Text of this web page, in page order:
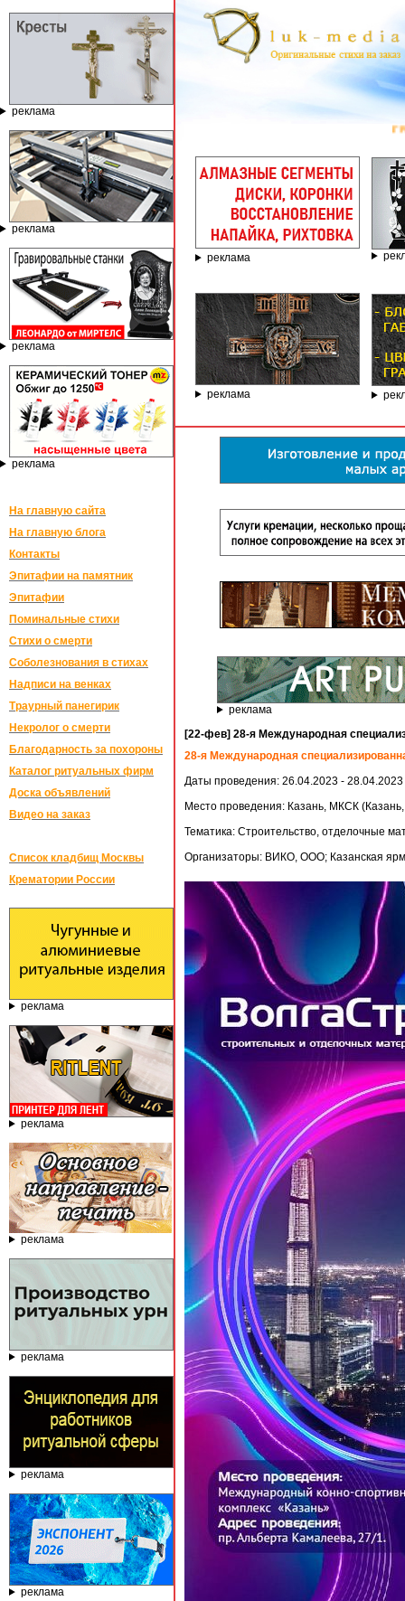
реклама
реклама
реклама
реклама
На главную сайта
На главную блога
Контакты
Эпитафии на памятник
Эпитафии
Поминальные стихи
Стихи о смерти
Соболезнования в стихах
Надписи на венках
Траурный панегирик
Некролог о смерти
Благодарность за похороны
Каталог ритуальных фирм
Доска объявлений
Видео на заказ
Список кладбищ Москвы
Крематории России
реклама
реклама
реклама
реклама
реклама
реклама
реклама
реклама
реклама
[22-фев] 28-я Международная
28-я Международная
Даты проведения: 26.04.2023 - 28.04.2023
Место проведения: Казань, МКСК
Тематика: Строительство, отделочные
Организаторы: ВИКО, ООО; Казанская